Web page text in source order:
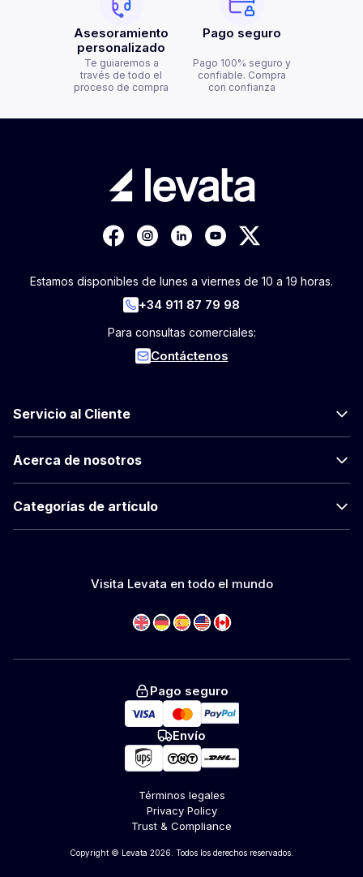
Asesoramiento
personalizado
Te guiaremos a
través de todo el
proceso de compra
Pago seguro
Pago 100% seguro y
confiable. Compra
con confianza
Estamos disponibles de lunes a viernes de 10 a 19 horas.
+34 911 87 79 98
Para consultas comerciales:
Contáctenos
Servicio al Cliente
Acerca de nosotros
Categorías de artículo
Visita Levata en todo el mundo
Pago seguro
Envío
Términos legales
Privacy Policy
Trust & Compliance
Copyright © Levata 2026. Todos los derechos reservados.